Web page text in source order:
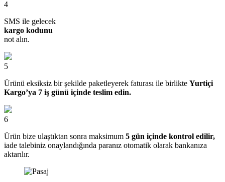
4
SMS ile gelecek
kargo kodunu
not alın.
5
Ürünü eksiksiz bir şekilde paketleyerek faturası ile birlikte Yurtiçi
Kargo’ya 7 iş günü içinde teslim edin.
6
Ürün bize ulaştıktan sonra maksimum 5 gün içinde kontrol edilir,
iade talebiniz onaylandığında paranız otomatik olarak bankanıza
aktarılır.